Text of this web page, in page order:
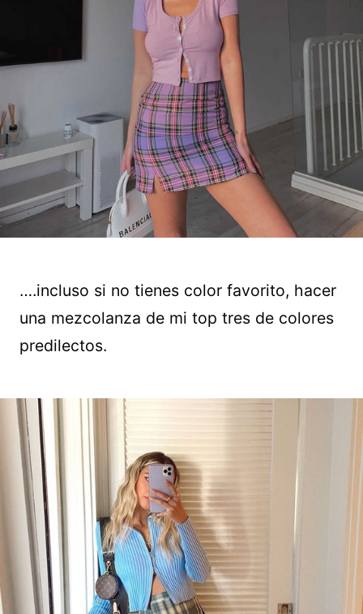
….incluso si no tienes color favorito, hacer
una mezcolanza de mi top tres de colores
predilectos.